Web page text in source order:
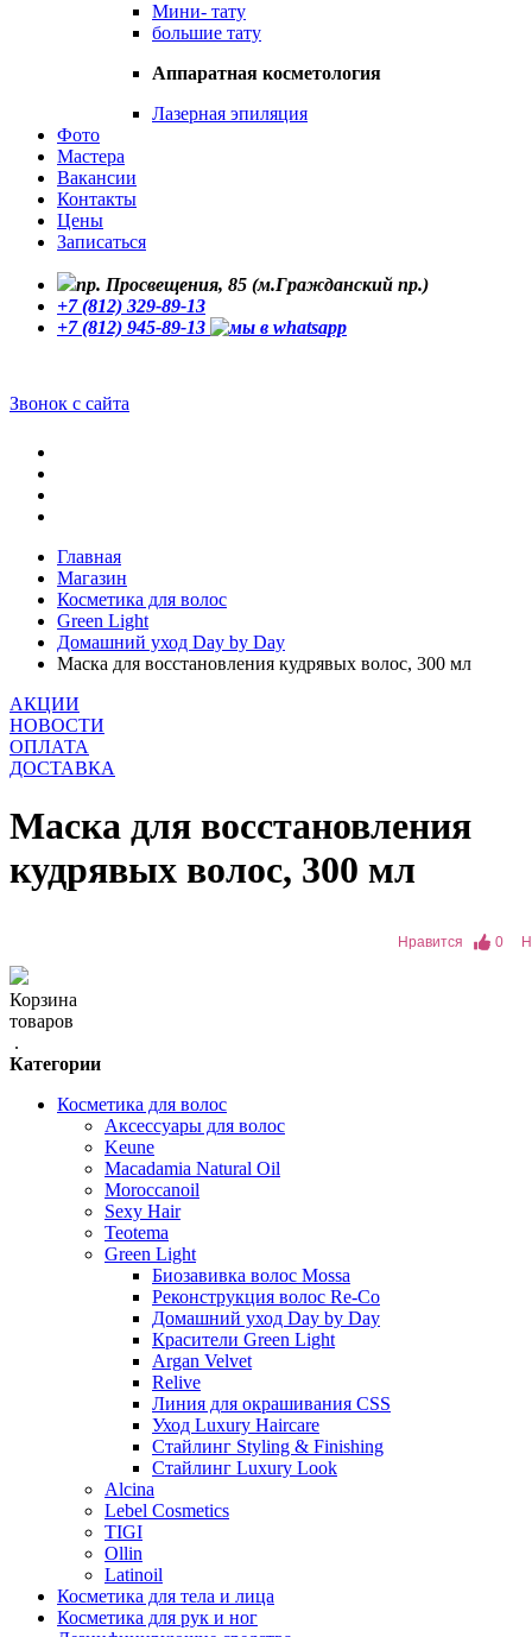
Мини- тату
большие тату
Аппаратная косметология
Лазерная эпиляция
Фото
Мастера
Вакансии
Контакты
Цены
Записаться
пр. Просвещения, 85 (м.Гражданский пр.)
+7 (812) 329-89-13
+7 (812) 945-89-13
Звонок с сайта
Главная
Магазин
Косметика для волос
Green Light
Домашний уход Day by Day
Маска для восстановления кудрявых волос, 300 мл
АКЦИИ
НОВОСТИ
ОПЛАТА
ДОСТАВКА
Маска для восстановления
кудрявых волос, 300 мл
Нравится 0
Корзина
товаров
.
Категории
Косметика для волос
Аксессуары для волос
Keune
Macadamia Natural Oil
Moroccanoil
Sexy Hair
Teotema
Green Light
Биозавивка волос Mossa
Реконструкция волос Re-Co
Домашний уход Day by Day
Красители Green Light
Argan Velvet
Relive
Линия для окрашивания CSS
Уход Luxury Haircare
Стайлинг Styling & Finishing
Стайлинг Luxury Look
Alcina
Lebel Cosmetics
TIGI
Ollin
Latinoil
Косметика для тела и лица
Косметика для рук и ног